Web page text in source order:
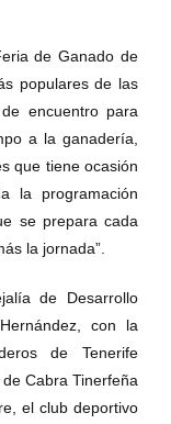
de Ganado de
populares de las
encuentro para
a la ganadería,
que tiene ocasión
la programación
se prepara cada
la jornada”.
de Desarrollo
con la
de Tenerife
Cabra Tinerfeña
el club deportivo